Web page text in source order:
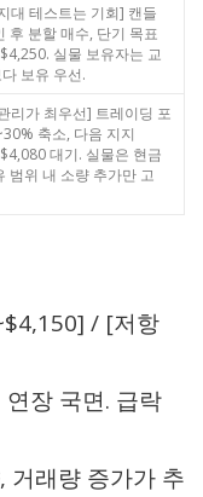
대 테스트는 기회] 캔들
후 분할 매수, 단기 목표
실물 보유자는 교
보유 우선.
리가 최우선] 트레이딩 포
축소, 다음 지지
대기. 실물은 현금
범위 내 소량 추가만 고
/ [저항
장 국면. 급락
거래량 증가가 추